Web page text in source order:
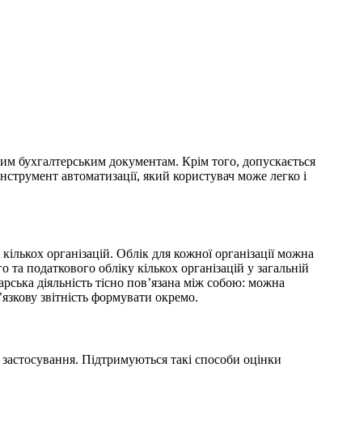
бухгалтерським документам. Крім того, допускається
автоматизації, який користувач може легко і
організацій. Облік для кожної організації можна
податкового обліку кількох організацій у загальній
діяльність тісно пов’язана між собою: можна
звітність формувати окремо.
Підтримуються такі способи оцінки